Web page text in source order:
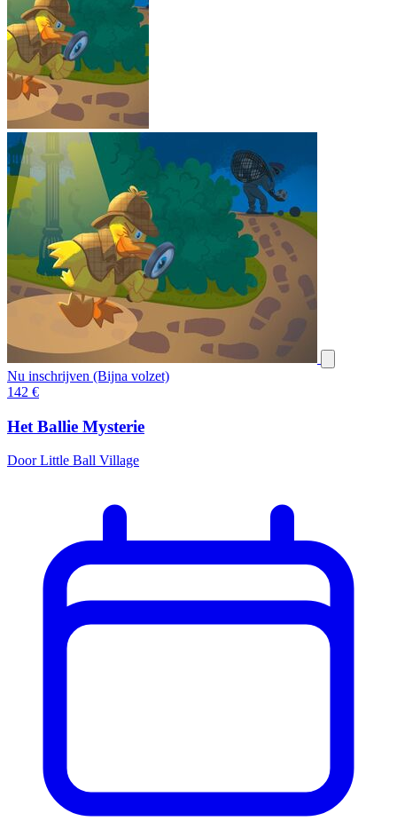
Nu inschrijven (Bijna volzet)
142 €
Het Ballie Mysterie
Door Little Ball Village